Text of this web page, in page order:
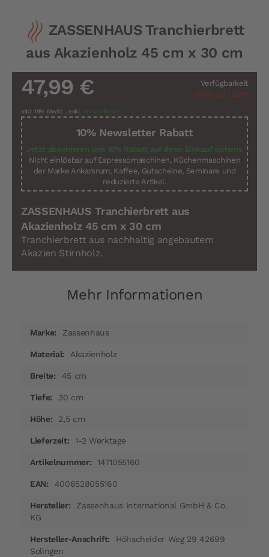
Anfang
Bildergalerie
ZASSENHAUS Tranchierbrett
aus Akazienholz 45 cm x 30 cm
Verfügbarkeit
Nicht auf Lager
47,99 €
Inkl. 19% MwSt. , exkl. Versandkosten
10% Newsletter Rabatt
Jetzt abonnieren und 10% Rabatt auf Ihren Einkauf sichern.
Nicht einlösbar auf Espressomaschinen, Küchenmaschinen
der Marke Ankarsrum, Kaffee, Gutscheine, Seminare und
reduzierte Artikel.
ZASSENHAUS Tranchierbrett aus
Akazienholz 45 cm x 30 cm
Tranchierbrett aus nachhaltig angebautem
Akazien Stirnholz.
Mehr Informationen
InformationenZassenhaus
Akazienholz
45 cm
30 cm
2,5 cm
1-2 Werktage
1471055160
4006528055160
Zassenhaus International GmbH & Co.
KG
Höhscheider Weg 29 42699
Solingen